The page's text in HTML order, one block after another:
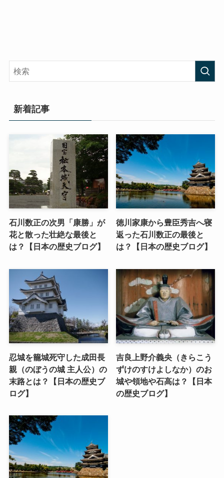
新着記事
石川数正の次男「康勝」が
花と散った壮絶な最後と
は？【日本の歴史ブログ】
徳川家康から豊臣秀吉へ寝
返った石川数正の最後と
は？【日本の歴史ブログ】
忍城を籠城死守した成田長
親（のぼうの城 主人公）の
末路とは？【日本の歴史ブ
ログ】
吉良上野介義央（きらこう
ずけのすけよしなか）のお
城や領地や石高は？【日本
の歴史ブログ】